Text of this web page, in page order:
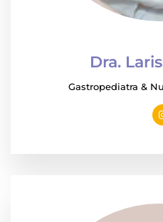
Dra.
Gastropediatra &